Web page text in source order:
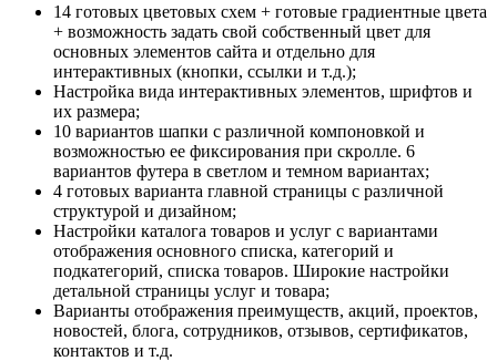
14 готовых цветовых схем + готовые градиентные цвета
+ возможность задать свой собственный цвет для
основных элементов сайта и отдельно для
интерактивных (кнопки, ссылки и т.д.);
Настройка вида интерактивных элементов, шрифтов и
их размера;
10 вариантов шапки с различной компоновкой и
возможностью ее фиксирования при скролле. 6
вариантов футера в светлом и темном вариантах;
4 готовых варианта главной страницы с различной
структурой и дизайном;
Настройки каталога товаров и услуг с вариантами
отображения основного списка, категорий и
подкатегорий, списка товаров. Широкие настройки
детальной страницы услуг и товара;
Варианты отображения преимуществ, акций, проектов,
новостей, блога, сотрудников, отзывов, сертификатов,
контактов и т.д.